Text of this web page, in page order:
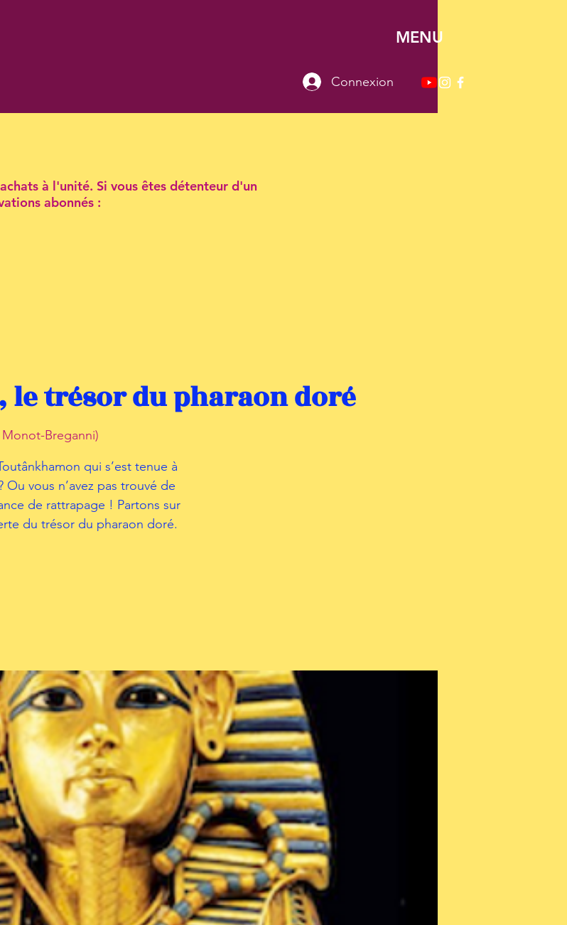
Connexion
MENU
à l'unité. Si vous êtes détenteur d'un
abonnés :
trésor du pharaon doré
Breganni)
qui s’est tenue à
Ou vous n’avez pas trouvé de
de rattrapage ! Partons sur
du trésor du pharaon doré.